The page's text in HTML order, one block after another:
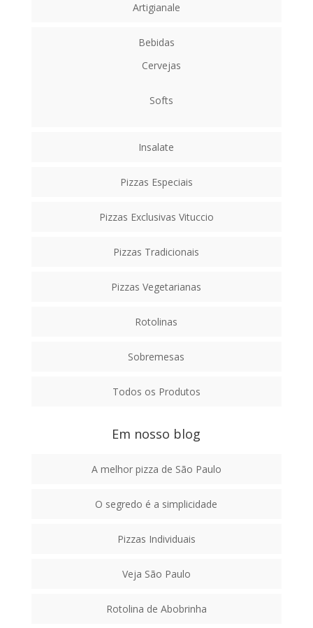
Artigianale
Bebidas
Cervejas
Softs
Insalate
Pizzas Especiais
Pizzas Exclusivas Vituccio
Pizzas Tradicionais
Pizzas Vegetarianas
Rotolinas
Sobremesas
Todos os Produtos
Em nosso blog
A melhor pizza de São Paulo
O segredo é a simplicidade
Pizzas Individuais
Veja São Paulo
Rotolina de Abobrinha